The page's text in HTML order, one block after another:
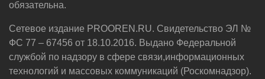
обязательна.
Сетевое издание PROOREN.RU. Свидетельство ЭЛ №
ФС 77 – 67456 от 18.10.2016. Выдано Федеральной
службой по надзору в сфере связи,информационных
технологий и массовых коммуникаций (Роскомнадзор).